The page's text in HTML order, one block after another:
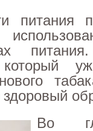
питания
который
здоровый
Во